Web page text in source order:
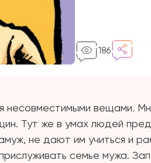
186
несовместимыми вещами.
Тут же в умах людей
не дают им учиться и
семье мужа.